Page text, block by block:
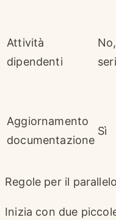
Attività
dipendenti
No,
Aggiornamento
documentazione
Sì
Regole per il
Inizia con due